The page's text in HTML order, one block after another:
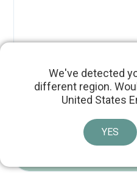
SOLAR
We've detected
different region.
United States
YES